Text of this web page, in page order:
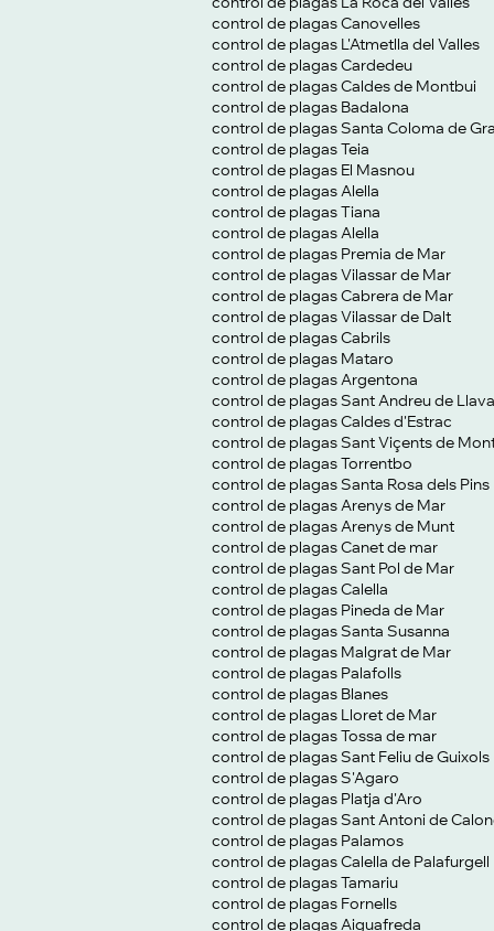
control de plagas Canovelles
control de plagas L'Atmetlla del Valles
control de plagas Cardedeu
control de plagas Caldes de Montbui
control de plagas Badalona
control de plagas Santa Coloma de
control de plagas Teia
control de plagas El Masnou
control de plagas Alella
control de plagas Tiana
control de plagas Alella
control de plagas Premia de Mar
control de plagas Vilassar de Mar
control de plagas Cabrera de Mar
control de plagas Vilassar de Dalt
control de plagas Cabrils
control de plagas Mataro
control de plagas Argentona
control de plagas Sant Andreu de
control de plagas Caldes d'Estrac
control de plagas Sant Viçents de
control de plagas Torrentbo
control de plagas Santa Rosa dels Pins
control de plagas Arenys de Mar
control de plagas Arenys de Munt
control de plagas Canet de mar
control de plagas Sant Pol de Mar
control de plagas Calella
control de plagas Pineda de Mar
control de plagas Santa Susanna
control de plagas Malgrat de Mar
control de plagas Palafolls
control de plagas Blanes
control de plagas Lloret de Mar
control de plagas Tossa de mar
control de plagas Sant Feliu de Guixols
control de plagas S'Agaro
control de plagas Platja d'Aro
control de plagas Sant Antoni de
control de plagas Palamos
control de plagas Calella de Palafurgell
control de plagas Tamariu
control de plagas Fornells
control de plagas Aiguafreda